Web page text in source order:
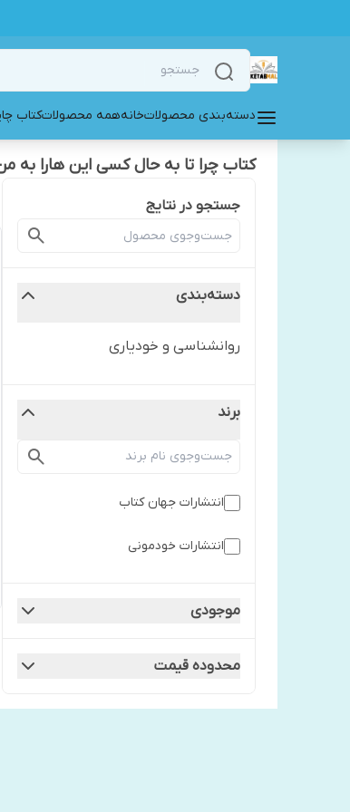
دسته‌بندی محصولاتخانههمه محصولاتکتاب
کتاب چرا تا به حال کسی این هارا به
جستجو در نتایج
دسته‌بندی
روانشناسی و خودیاری
برند
انتشارات جهان کتاب
انتشارات خودمونی
موجودی
محدوده قیمت